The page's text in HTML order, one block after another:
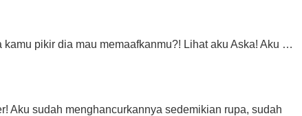
pikir dia mau memaafkanmu?! Lihat aku Aska! Aku …
Aku sudah menghancurkannya sedemikian rupa, sudah